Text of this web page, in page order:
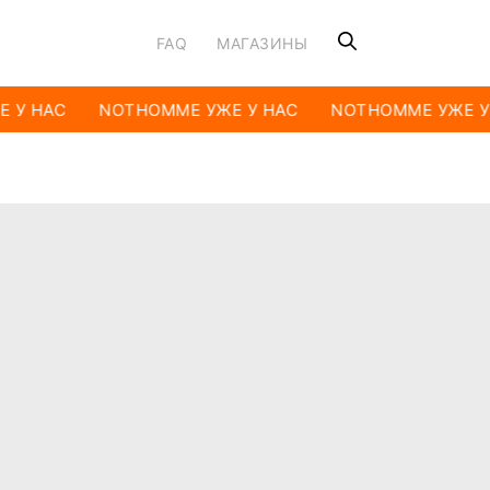
FAQ МАГАЗИНЫ
У НАС NOTHOMME УЖЕ У НАС NOTHOMME УЖЕ